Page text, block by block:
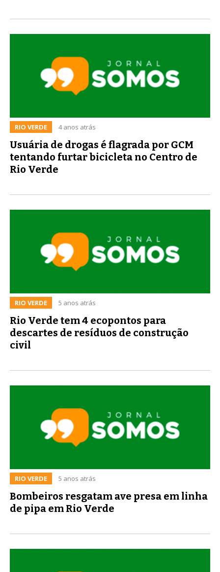
RIO VERDE 4 anos atrás
Usuária de drogas é flagrada por GCM
tentando furtar bicicleta no Centro de
Rio Verde
RIO VERDE 5 anos atrás
Rio Verde tem 4 ecopontos para
descartes de resíduos de construção
civil
RIO VERDE 5 anos atrás
Bombeiros resgatam ave presa em linha
de pipa em Rio Verde